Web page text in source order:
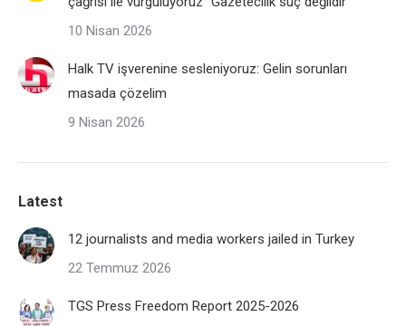
10 Nisan 2026
Halk TV işverenine sesleniyoruz: Gelin sorunları
masada çözelim
9 Nisan 2026
Latest
12 journalists and media workers jailed in Turkey
22 Temmuz 2026
TGS Press Freedom Report 2025-2026